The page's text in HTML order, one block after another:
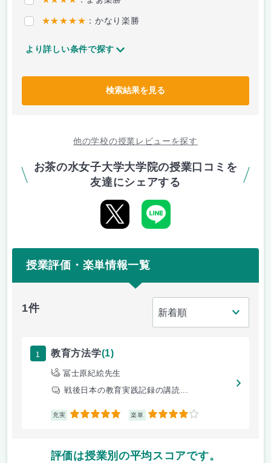
★★★★★ ：かなり楽勝
より詳しい条件で探す
検索結果を見る
他の学校の授業レビューを探す
お茶の水女子大学大学院の授業口コミを
友達にシェアする
授業評価・楽単情報一覧
1件
1 教育方法学(1)
冨士原紀絵先生
戦後日本の教育実践記録の講読...
充実 5 楽単 4
評価は授業別の平均スコアです。